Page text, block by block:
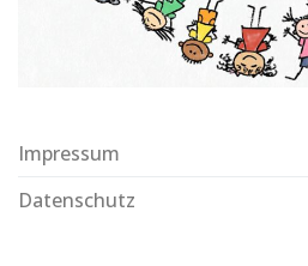
Impressum
Datenschutz